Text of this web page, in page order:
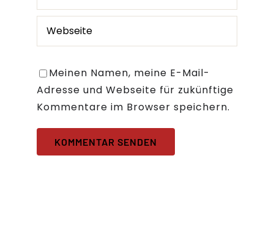
Meinen Namen, meine E-Mail-
Adresse und Webseite für zukünftige
Kommentare im Browser speichern.